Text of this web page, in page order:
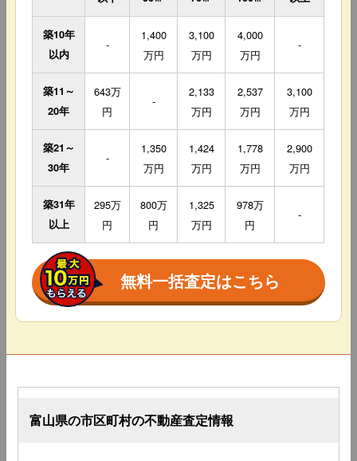
築10年
以内
-
1,400
万円
3,100
万円
4,000
万円
-
築11～
20年
643万
円
-
2,133
万円
2,537
万円
3,100
万円
築21～
30年
-
1,350
万円
1,424
万円
1,778
万円
2,900
万円
築31年
以上
295万
円
800万
円
1,325
万円
978万
円
-
無料一括査定はこちら
富山県の市区町村の不動産査定情報